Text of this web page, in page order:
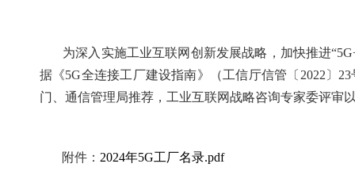
为深入实施工业互联网创新发展战略，加快推进
据《5G全连接工厂建设指南》（工信厅信管〔2022〕
门、通信管理局推荐，工业互联网战略咨询专家委评审
附件： 2024年5G工厂名录.pdf